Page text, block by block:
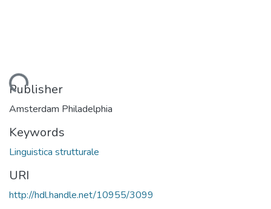
Loading...
Publisher
Amsterdam Philadelphia
Keywords
Linguistica strutturale
URI
http://hdl.handle.net/10955/3099